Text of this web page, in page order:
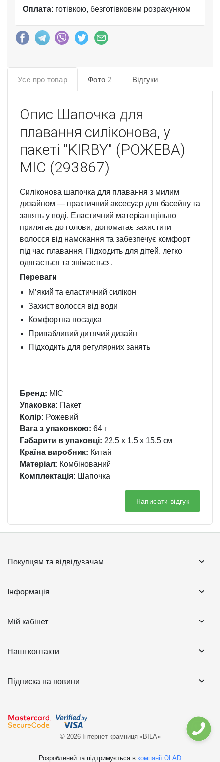
Оплата: готівкою, безготівковим розрахунком
Усе про товар Фото 2 Відгуки
Опис Шапочка для
плавання силіконова, у
пакеті "KIRBY" (РОЖЕВА)
MIC (293867)
Силіконова шапочка для плавання з милим
дизайном — практичний аксесуар для басейну та
занять у воді. Еластичний матеріал щільно
прилягає до голови, допомагає захистити
волосся від намокання та забезпечує комфорт
під час плавання. Підходить для дітей, легко
одягається та знімається.
Переваги
М’який та еластичний силікон
Захист волосся від води
Комфортна посадка
Привабливий дитячий дизайн
Підходить для регулярних занять
Бренд: MIC
Упаковка: Пакет
Колір: Рожевий
Вага з упаковкою: 64 г
Габарити в упаковці: 22.5 x 1.5 x 15.5 см
Країна виробник: Китай
Матеріал: Комбінований
Комплектація: Шапочка
Написати відгук
Покупцям та відвідувачам
Інформація
Мій кабінет
Наші контакти
Підписка на новини
© 2026 Інтернет крамниця «BILA»
Розроблений та підтримується в компанії OLAD